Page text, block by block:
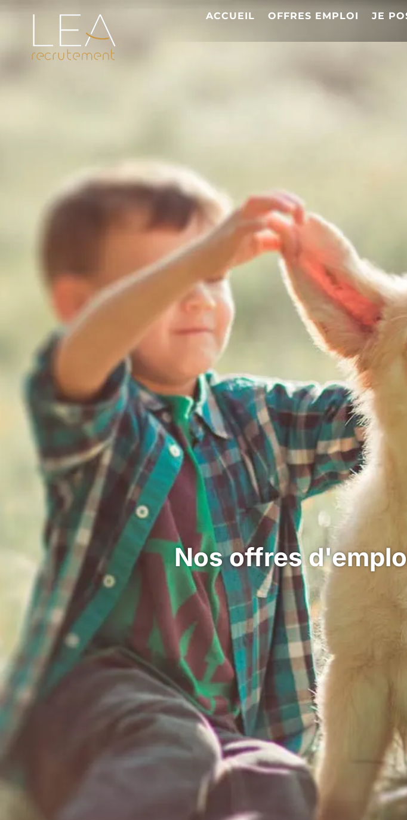
ACCUEIL OFFRES EMPLOI JE
Nos offres